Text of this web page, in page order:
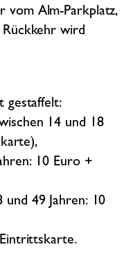
vom Alm-Parkplatz,
Rückkehr wird
gestaffelt:
14 und 18
10 Euro +
49 Jahren: 10